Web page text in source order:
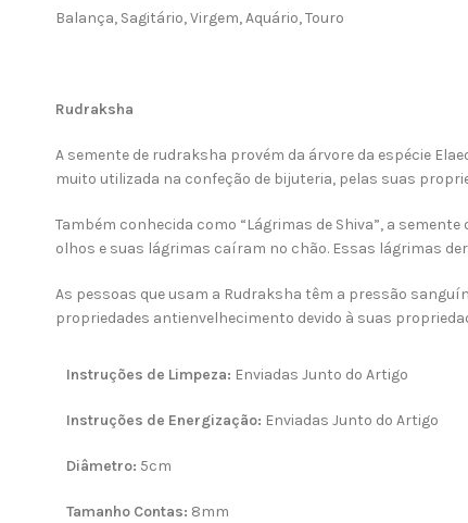
Balança, Sagitário, Virgem, Aquário, Touro
Rudraksha
A semente de rudraksha provém da árvore da espécie
muito utilizada na confeção de bijuteria, pelas suas
Também conhecida como “Lágrimas de Shiva”, a
olhos e suas lágrimas caíram no chão. Essas lágrimas
As pessoas que usam a Rudraksha têm a pressão
propriedades antienvelhecimento devido à suas
Instruções de Limpeza: Enviadas Junto do Artigo
Instruções de Energização: Enviadas Junto do Artigo
Diâmetro: 5cm
Tamanho Contas: 8mm